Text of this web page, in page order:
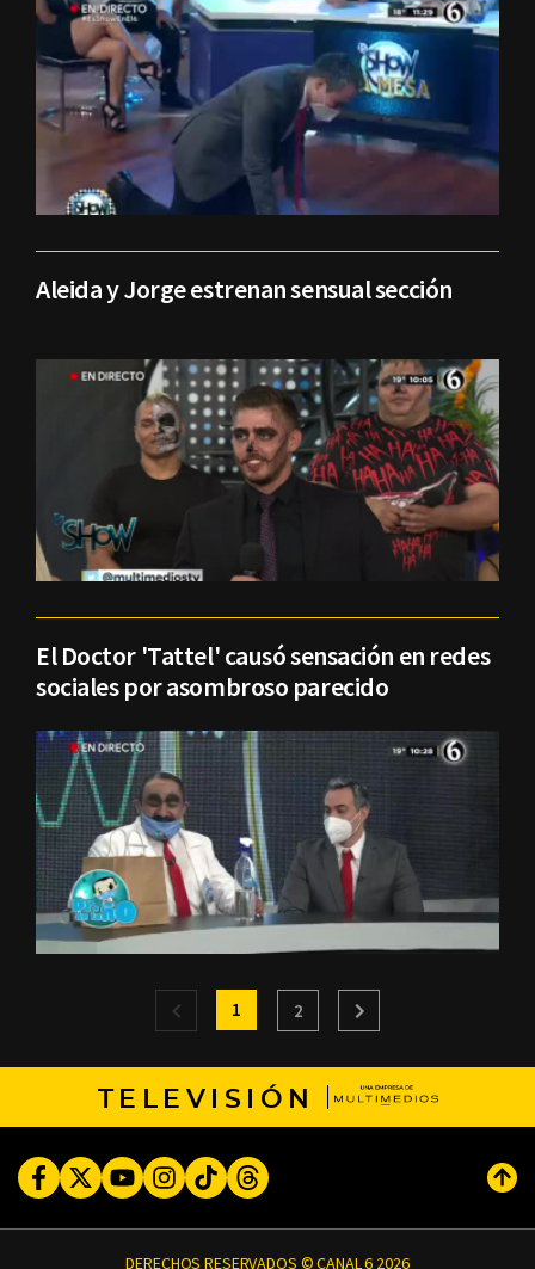
Aleida y Jorge estrenan sensual sección
El Doctor 'Tattel' causó sensación en redes
sociales por asombroso parecido
1 2
TELEVISIÓN
FacebookTwitterYoutubeInstagram
TikTokThreads
DERECHOS RESERVADOS © CANAL 6 2026